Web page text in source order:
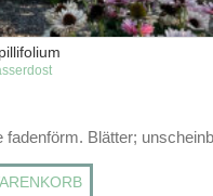
fadenförm. Blätter;